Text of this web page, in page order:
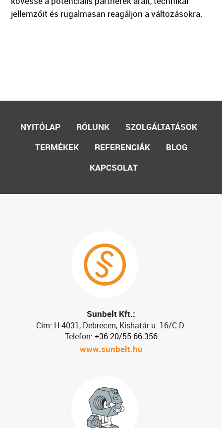
jellemzőit és rugalmasan reagáljon a változásokra.
NYITÓLAP RÓLUNK
SZOLGÁLTATÁSOK
TERMÉKEK
REFERENCIÁK
BLOG
KAPCSOLAT
Sunbelt Kft.:
Cím: H-4031, Debrecen, Kishatár u. 16/C-D.
Telefon: +36 20/55-66-356
www.sunbelt.hu